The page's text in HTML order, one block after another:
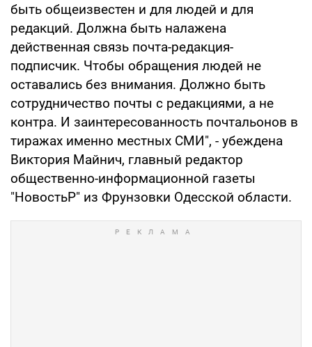
быть общеизвестен и для людей и для
редакций. Должна быть налажена
действенная связь почта-редакция-
подписчик. Чтобы обращения людей не
оставались без внимания. Должно быть
сотрудничество почты с редакциями, а не
контра. И заинтересованность почтальонов в
тиражах именно местных СМИ", - убеждена
Виктория Майнич, главный редактор
общественно-информационной газеты
"НовостьР" из Фрунзовки Одесской области.